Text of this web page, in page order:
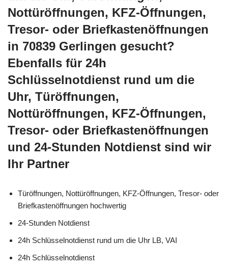
Nottüröffnungen, KFZ-Öffnungen,
Tresor- oder Briefkastenöffnungen
in 70839 Gerlingen gesucht?
Ebenfalls für 24h
Schlüsselnotdienst rund um die
Uhr, Türöffnungen,
Nottüröffnungen, KFZ-Öffnungen,
Tresor- oder Briefkastenöffnungen
und 24-Stunden Notdienst sind wir
Ihr Partner
Türöffnungen, Nottüröffnungen, KFZ-Öffnungen, Tresor- oder
Briefkastenöffnungen hochwertig
24-Stunden Notdienst
24h Schlüsselnotdienst rund um die Uhr LB, VAI
24h Schlüsselnotdienst